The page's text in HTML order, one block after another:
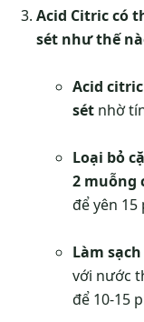
Acid Citric có
sét như thế
Acid citric
sét nhờ
Loại bỏ
2 muỗng
để yên 15
Làm
với nước
để 10-15